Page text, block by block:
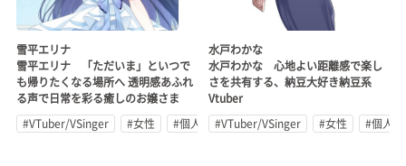
雪平エリナ
雪平エリナ 「ただいま」といつで
も帰りたくなる場所へ 透明感あふれ
る声で日常を彩る癒しのお嬢さま
#VTuber/VSinger
#女性 #個人勢
水戸わかな
水戸わかな 心地よい距離感で楽し
さを共有する、納豆大好き納豆系
Vtuber
#VTuber/VSinger
#女性 #個人勢